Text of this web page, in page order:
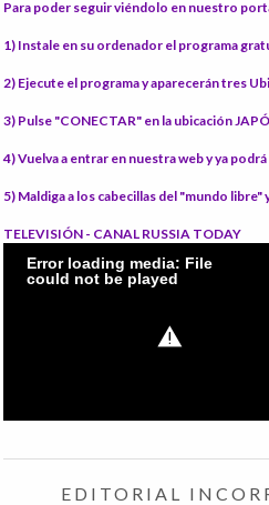
Para poder seguir viéndolo en nuestro
1) Instale en su ordenador el programa
2) Ejecute el programay aparecerán tres
3) Pulse "CONECTAR" en la ubicación
4) Vuelva a entrar en nuestra weby ya
5) Maldigaa los cabecillas del "mundo libre"
TELEVISIÓN - CANAL RUSSIA TODAY
EDITORIAL